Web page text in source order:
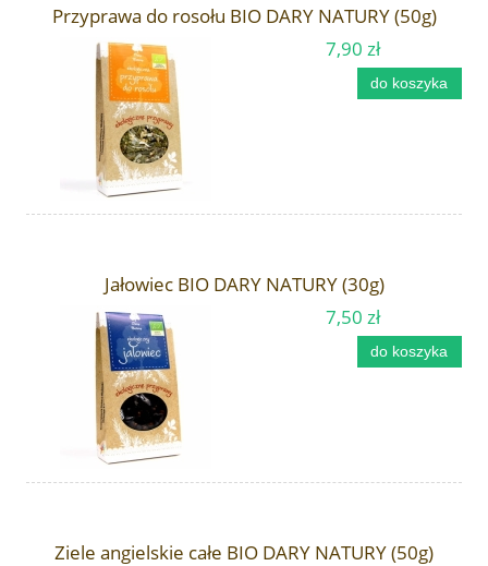
Przyprawa do rosołu BIO DARY NATURY (50g)
7,90 zł
do koszyka
Jałowiec BIO DARY NATURY (30g)
7,50 zł
do koszyka
Ziele angielskie całe BIO DARY NATURY (50g)